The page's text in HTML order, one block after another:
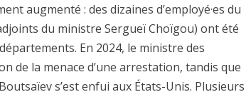
augmenté : des dizaines d’employé·es du
du ministre Sergueï Choïgou) ont été
En 2024, le ministre des
de la menace d’une arrestation, tandis que
s’est enfui aux États-Unis. Plusieurs